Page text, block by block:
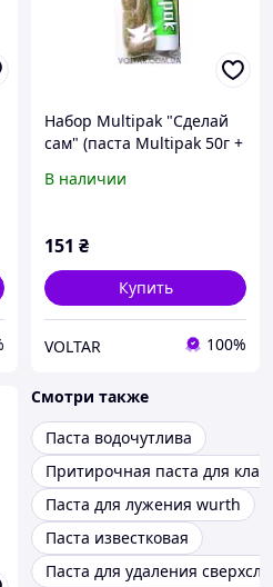
Набор Multipak "Сделай
сам" (паста Multipak 50г +
В наличии
151 ₴
Купить
VOLTAR 100%
Смотри также
Паста водочутлива
Притирочная паста для
Паста для лужения wurth
Паста известковая
Паста для удаления